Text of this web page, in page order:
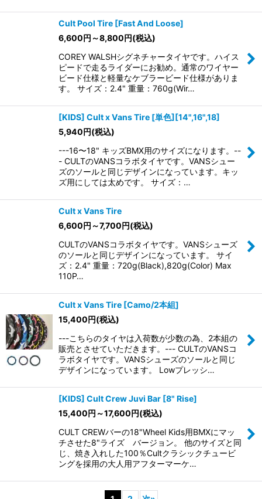
Cult Pool Tire [Fast And Loose]
6,600円 ～8,800円(税込)
COREY WALSHシグネチャータイヤです。ハイス
ピードで走るライダーにお勧め。通常のワイヤー
ビード仕様と軽量なケブラービード仕様がありま
す。 サイズ：2.4" 重量：760g(Wir…
[KIDS] Cult x Vans Tire [単色][14",16",18]
5,940円(税込)
---16〜18" キッズBMX用のサイズになります。--
- CULTのVANSコラボタイヤです。VANSシュー
ズのソールと同じデザインになっています。キッ
ズ用にしては太めです。 サイズ：…
Cult x Vans Tire
6,600円 ～7,700円(税込)
CULTのVANSコラボタイヤです。VANSシューズ
のソールと同じデザインになっています。 サイ
ズ：2.4" 重量：720g(Black),820g(Color) Max
110P…
Cult x Vans Tire [Camo/2本組]
15,400円(税込)
---こちらのタイヤは入荷数が少数の為、2本組の
販売とさせていただきます。--- CULTのVANSコ
ラボタイヤです。VANSシューズのソールと同じ
デザインになっています。 Lowプレッシ…
[KIDS] Cult Crew Juvi Bar [8" Rise]
15,400円 ～17,600円(税込)
CULT CREWバーの18"Wheel Kids用BMXにマッ
チさせた8"ライズ バージョン。 他のサイズと同
じ、焼き入れした100％Cultクラシックチュービ
ングを採用の大人用アフターマーケ…